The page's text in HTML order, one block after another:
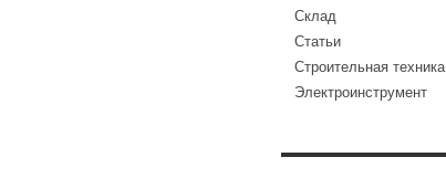
Склад
Статьи
Строительная техника
Электроинструмент